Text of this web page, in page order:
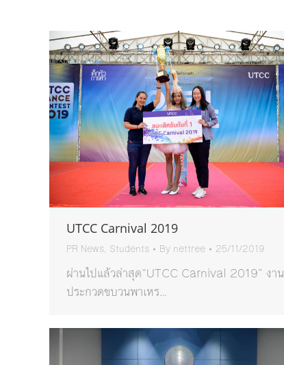
UTCC Carnival 2019
PR News, Students By nettree 25/11/2019
ผ่านไปแล้วล่าสุด“UTCC Carnival 2019” งาน
ประกวดขบวนพาเหร…